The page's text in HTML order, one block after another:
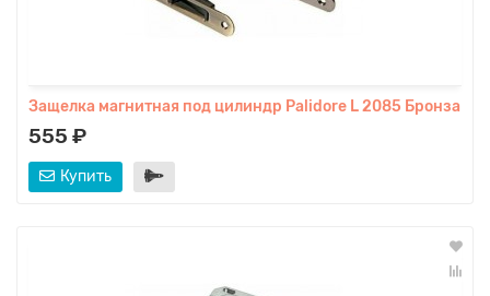
Защелка магнитная под цилиндр Palidore L 2085 Бронза
555 ₽
Купить